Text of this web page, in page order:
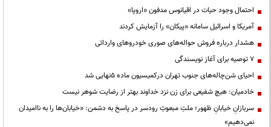
احتمال وجود حیات در اقیانوس مدفون «اروپا»
آمریکا و اسرائیل سامانه «پیکان» را آزمایش کردند
هشدار درباره فروش حواله‌های صوری خودروهای وارداتی
۷ توصیه برای آغاز نویسندگی
احیای شن‌چاله‌های جنوب تهران درکمیسیون ماده ۵نهایی شد
خادمیان: هیچ شفیعی برای زن نزد خداوند بهتر از رضایت شوهر نیست
سربازانِ خیابانِ ظهور؛ ملتِ مبعوثِ رودسر در پاسخ به دشمن: «خیابان‌ها را به ناامیدان
نمی‌دهیم»